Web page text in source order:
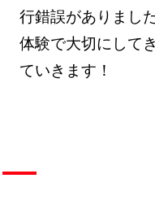
行錯誤がありまし
体験で大切にして
ていきます！